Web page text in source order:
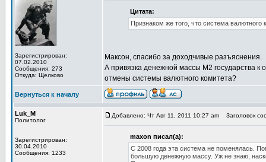
Зарегистрирован:
07.02.2010
Сообщения: 273
Откуда: Щелково
Цитата:
Признаком же того, что система
Максон, спасибо за доходчивые разъяснения.
А привязка денежной массы М2 государства к
отмены системы валютного комитета?
Вернуться к началу
Luk_M
Политолог
Зарегистрирован:
30.04.2010
Сообщения: 1233
Добавлено: Чт Авг 11, 2011 10:27 am Заголовок
maxon писал(а):
С 2008 года эта система не поменялась.
большую денежную массу. Уж не знаю,